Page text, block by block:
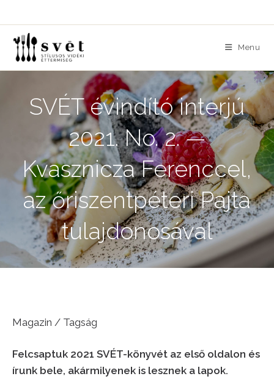
content
Menu
SVÉT évindító interjú
2021. No. 2. —
Kvasznicza Ferenccel,
az őriszentpéteri Pajta
tulajdonosával
Magazin / Tagság
Felcsaptuk 2021 SVÉT-könyvét az első oldalon és
írunk bele, akármilyenek is lesznek a lapok.